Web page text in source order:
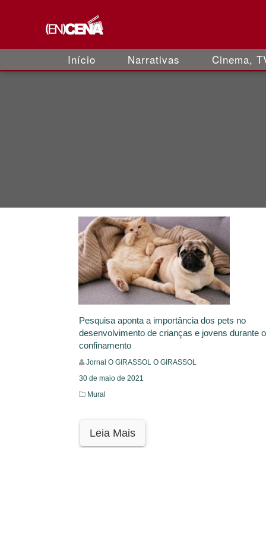
Início Narrativas Cinema,
Pesquisa aponta a importância dos pets no
desenvolvimento de crianças e jovens durante o
confinamento
Jornal O GIRASSOL O GIRASSOL
30 de maio de 2021
Mural
Leia Mais